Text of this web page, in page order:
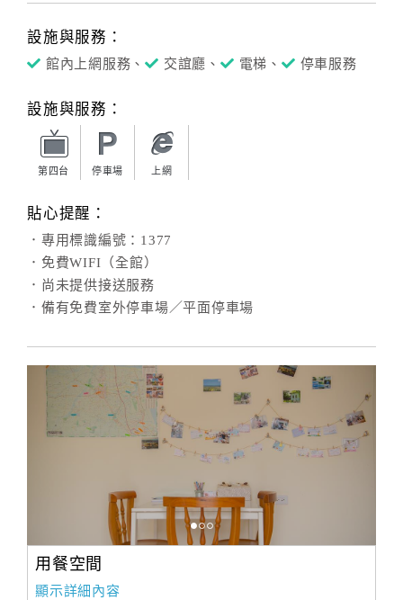
設施與服務：
館內上網服務、 交誼廳、 電梯、 停車服務
設施與服務：
第四台 停車場 上網
貼心提醒：
．專用標識編號：1377
．免費WIFI（全館）
．尚未提供接送服務
．備有免費室外停車場／平面停車場
用餐空間
顯示詳細內容